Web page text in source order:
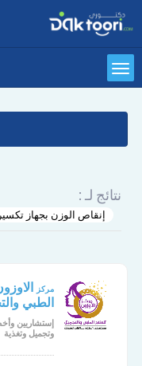
نتائج لـ :
إنقاص الوزن بجهاز
مركز
الطبي
إستشاريين
وتجميل وتغذية
الثلاثاء